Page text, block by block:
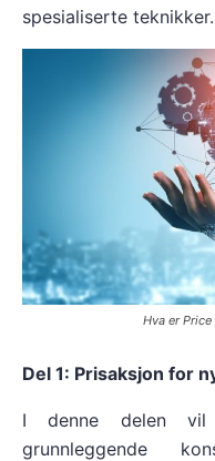
spesialiserte teknikker.
Hva er
Del 1: Prisaksjon for
I denne delen vil
grunnleggende